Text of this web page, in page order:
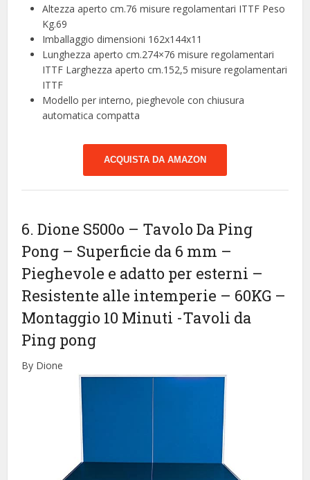
Altezza aperto cm.76 misure regolamentari ITTF Peso
Kg.69
Imballaggio dimensioni 162x144x11
Lunghezza aperto cm.274×76 misure regolamentari
ITTF Larghezza aperto cm.152,5 misure regolamentari
ITTF
Modello per interno, pieghevole con chiusura
automatica compatta
ACQUISTA DA AMAZON
6. Dione S500o – Tavolo Da Ping
Pong – Superficie da 6 mm –
Pieghevole e adatto per esterni –
Resistente alle intemperie – 60KG –
Montaggio 10 Minuti -Tavoli da
Ping pong
By Dione